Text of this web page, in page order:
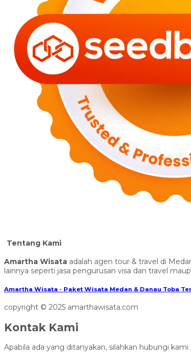
Tentang Kami
Amartha Wisata adalah agen tour & travel di
lainnya seperti jasa pengurusan visa dan travel
Amartha Wisata - Paket Wisata Medan & Danau Toba
copyright © 2025 amarthawisata.com
Kontak Kami
Apabila ada yang ditanyakan, silahkan hubungi